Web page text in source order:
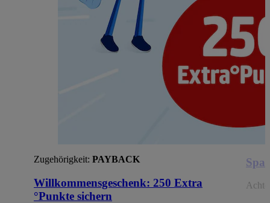
Zugehörigkeit: PAYBACK
Willkommensgeschenk: 250 Extra
°Punkte sichern